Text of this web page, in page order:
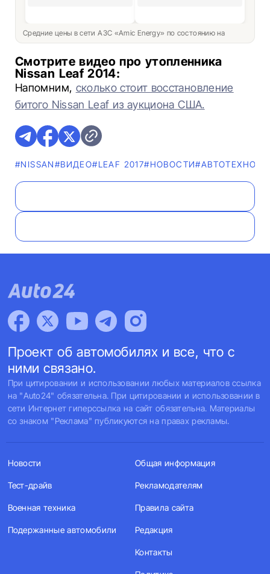
Средние цены в сети АЗС «Amic Energy» по состоянию на
Смотрите видео про утопленника
Nissan Leaf 2014:
Напомним, сколько стоит восстановление
битого Nissan Leaf из аукциона США.
#NISSAN#ВИДЕО#LEAF 2017#НОВОСТИ
Проект об автомобилях и все, что с
ними связано.
При цитировании и использовании любых материалов ссылка
на "Auto24" обязательна. При цитировании и использовании в
сети Интернет гиперссылка на сайт обязательна. Материалы
со знаком "Реклама" публикуются на правах рекламы.
Новости
Тест-драйв
Военная техника
Подержанные автомобили
Общая информация
Рекламодателям
Правила сайта
Редакция
Контакты